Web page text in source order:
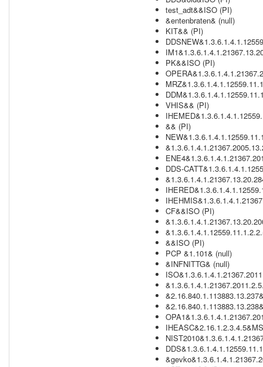
test_adt&&ISO (PI)
&entenbraten& (null)
KIT&& (PI)
PK&&ISO (PI)
VHIS&& (PI)
&& (PI)
DDS-
CF&&ISO (PI)
&&ISO (PI)
PCP &1.101& (null)
&INFNITTG& (null)